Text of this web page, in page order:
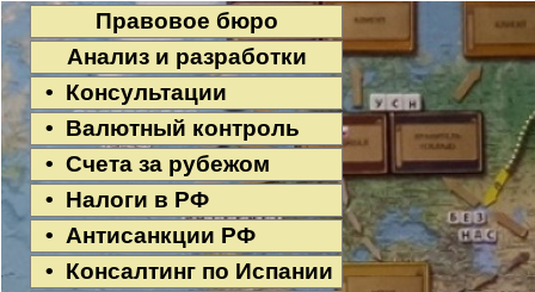
Правовое бюро
Анализ и разработки
• Консультации
• Валютный контроль
• Счета за рубежом
• Налоги в РФ
• Антисанкции РФ
• Консалтинг по Испании